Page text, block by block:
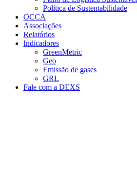
Política de Sustentabilidade
OCCA
Associações
Relatórios
Indicadores
GreenMetric
Geo
Emissão de gases
GRL
Fale com a DEXS